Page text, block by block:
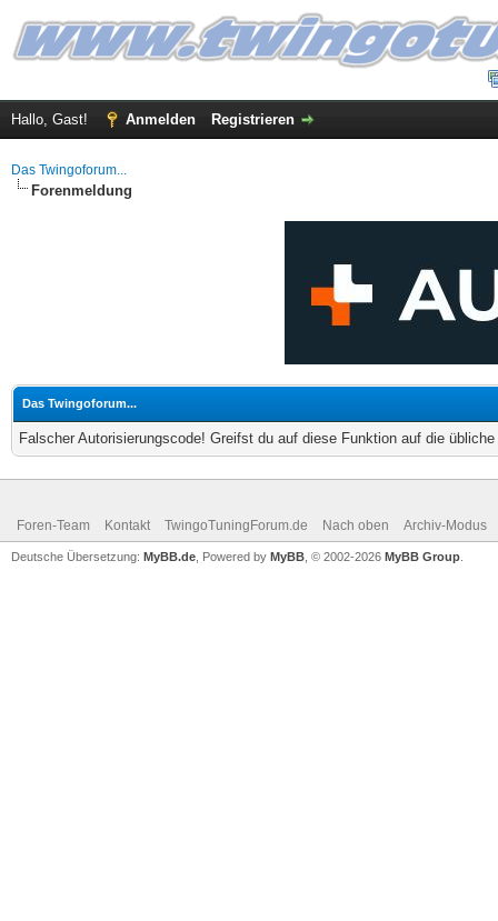
Hallo, Gast! Anmelden Registrieren
Das Twingoforum...
Forenmeldung
Das Twingoforum...
Falscher Autorisierungscode! Greifst du auf diese Funktion auf die
Foren-Team Kontakt TwingoTuningForum.de Nach oben Archiv-Modus
Deutsche Übersetzung: MyBB.de , Powered by MyBB , © 2002-2026 MyBB Group